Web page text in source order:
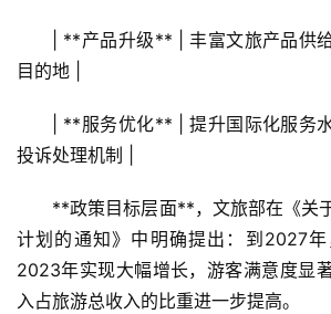
| **产品升级** | 丰富文旅产品供
目的地 |
| **服务优化** | 提升国际化服务
投诉处理机制 |
**政策目标层面**，文旅部在《关
计划的通知》中明确提出：到2027
2023年实现大幅增长，游客满意度显
入占旅游总收入的比重进一步提高。